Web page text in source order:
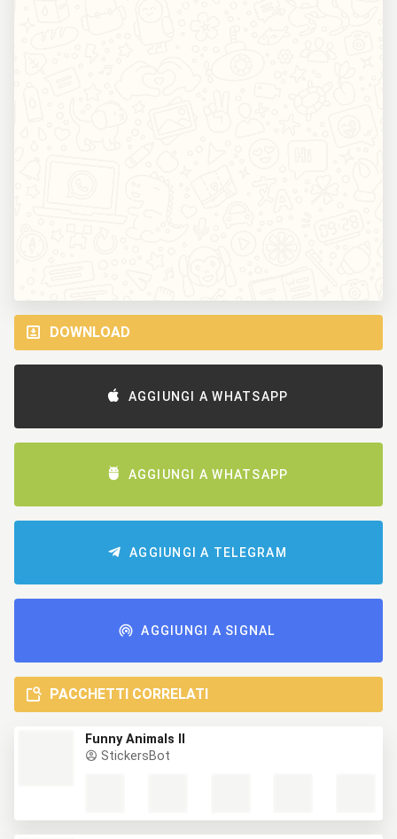
DOWNLOAD
AGGIUNGI A WHATSAPP
AGGIUNGI A WHATSAPP
AGGIUNGI A TELEGRAM
AGGIUNGI A SIGNAL
PACCHETTI CORRELATI
Funny Animals II
StickersBot